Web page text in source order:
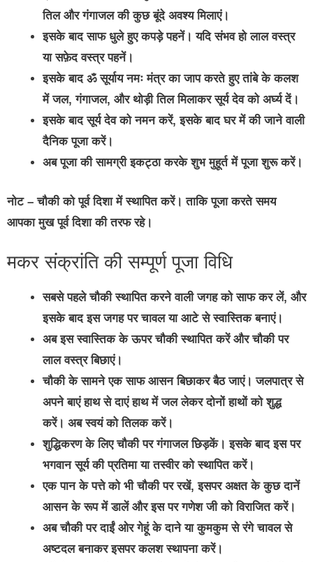
तिल और गंगाजल की कुछ बूंदे अवश्य मिलाएं।
इसके बाद साफ धुले हुए कपड़े पहनें। यदि संभव हो लाल वस्त्र
या सफ़ेद वस्त्र पहनें।
इसके बाद ॐ सूर्याय नमः मंत्र का जाप करते हुए तांबे के कलश
में जल, गंगाजल, और थोड़ी तिल मिलाकर सूर्य देव को अर्घ्य दें।
इसके बाद सूर्य देव को नमन करें, इसके बाद घर में की जाने वाली
दैनिक पूजा करें।
अब पूजा की सामग्री इकट्ठा करके शुभ मुहूर्त में पूजा शुरू करें।
नोट – चौकी को पूर्व दिशा में स्थापित करें। ताकि पूजा करते समय
आपका मुख पूर्व दिशा की तरफ रहे।
मकर संक्रांति की सम्पूर्ण पूजा विधि
सबसे पहले चौकी स्थापित करने वाली जगह को साफ कर लें, और
इसके बाद इस जगह पर चावल या आटे से स्वास्तिक बनाएं।
अब इस स्वास्तिक के ऊपर चौकी स्थापित करें और चौकी पर
लाल वस्त्र बिछाएं।
चौकी के सामने एक साफ आसन बिछाकर बैठ जाएं। जलपात्र से
अपने बाएं हाथ से दाएं हाथ में जल लेकर दोनों हाथों को शुद्ध
करें। अब स्वयं को तिलक करें।
शुद्धिकरण के लिए चौकी पर गंगाजल छिड़कें। इसके बाद इस पर
भगवान सूर्य की प्रतिमा या तस्वीर को स्थापित करें।
एक पान के पत्ते को भी चौकी पर रखें, इसपर अक्षत के कुछ दानें
आसन के रूप में डालें और इस पर गणेश जी को विराजित करें।
अब चौकी पर दाईं ओर गेहूं के दाने या कुमकुम से रंगे चावल से
अष्टदल बनाकर इसपर कलश स्थापना करें।